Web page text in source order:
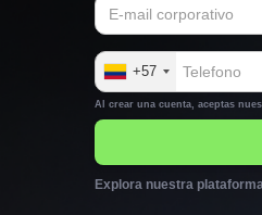
+57
Al crear una cuenta, aceptas
Explora nuestra plataforma